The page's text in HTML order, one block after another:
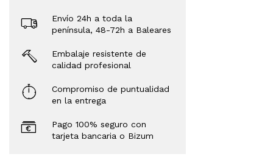
Envío 24h a toda la
península, 48-72h a Baleares
Embalaje resistente de
calidad profesional
Compromiso de puntualidad
en la entrega
Pago 100% seguro con
tarjeta bancaria o Bizum